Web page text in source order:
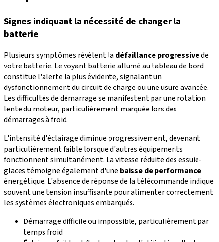
Signes indiquant la nécessité de changer la
batterie
Plusieurs symptômes révèlent la défaillance progressivede
votre batterie. Le voyant batterie allumé au tableau de bord
constitue l'alerte la plus évidente, signalant un
dysfonctionnement du circuit de charge ou une usure avancée.
Les difficultés de démarrage se manifestent par une rotation
lente du moteur, particulièrement marquée lors des
démarrages à froid.
L'intensité d'éclairage diminue progressivement, devenant
particulièrement faible lorsque d'autres équipements
fonctionnent simultanément. La vitesse réduite des essuie-
glaces témoigne également d'une baisse de performance
énergétique. L'absence de réponse de la télécommande indique
souvent une tension insuffisante pour alimenter correctement
les systèmes électroniques embarqués.
Démarrage difficile ou impossible, particulièrement par
temps froid